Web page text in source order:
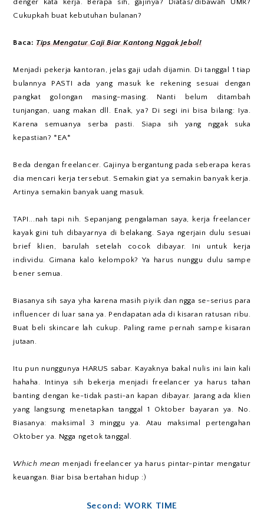
Cukupkah buat kebutuhan bulanan?
Baca:Tips Mengatur Gaji Biar Kantong Nggak Jebol!
Menjadi pekerja kantoran, jelas gaji udah dijamin. Di tanggal 1 tiap
bulannya PASTI ada yang masuk ke rekening sesuai dengan
pangkat golongan masing-masing. Nanti belum ditambah
tunjangan, uang makan dll. Enak, ya? Di segi ini bisa bilang: Iya.
Karena semuanya serba pasti. Siapa sih yang nggak suka
kepastian? *EA*
Beda dengan freelancer. Gajinya bergantung pada seberapa keras
dia mencari kerja tersebut. Semakin giat ya semakin banyak kerja.
Artinya semakin banyak uang masuk.
TAPI...nah tapi nih. Sepanjang pengalaman saya, kerja freelancer
kayak gini tuh dibayarnya di belakang. Saya ngerjain dulu sesuai
brief klien, barulah setelah cocok dibayar. Ini untuk kerja
individu. Gimana kalo kelompok? Ya harus nunggu dulu sampe
bener semua.
Biasanya sih saya yha karena masih piyik dan ngga se-serius para
influencer di luar sana ya. Pendapatan ada di kisaran ratusan ribu.
Buat beli skincare lah cukup. Paling rame pernah sampe kisaran
jutaan.
Itu pun nunggunya HARUS sabar. Kayaknya bakal nulis ini lain kali
hahaha. Intinya sih bekerja menjadi freelancer ya harus tahan
banting dengan ke-tidak pasti-an kapan dibayar. Jarang ada klien
yang langsung menetapkan tanggal 1 Oktober bayaran ya. No.
Biasanya: maksimal 3 minggu ya. Atau maksimal pertengahan
Oktober ya. Ngga ngetok tanggal.
Which mean menjadi freelancer ya harus pintar-pintar mengatur
keuangan. Biar bisa bertahan hidup :)
Second: WORK TIME